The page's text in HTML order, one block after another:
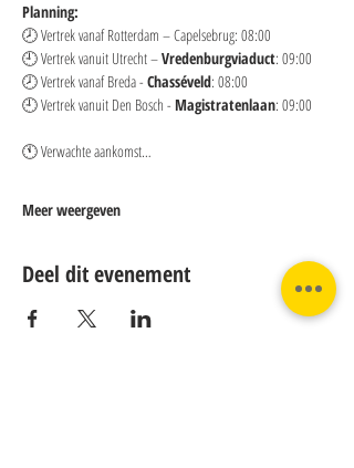
Planning:
🕗 Vertrek vanaf Rotterdam – Capelsebrug: 08:00
🕘 Vertrek vanuit Utrecht – Vredenburgviaduct: 09:00
🕗 Vertrek vanaf Breda - Chasséveld: 08:00
🕘 Vertrek vanuit Den Bosch - Magistratenlaan: 09:00
🕚 Verwachte aankomst…
Meer weergeven
Deel dit evenement